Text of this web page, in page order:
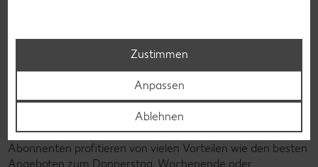
Newsletter-Anmeldung
Abonnenten profitieren von vielen Vorteilen wie den besten
Angeboten zum Donnerstag, Wochenende oder
Zustimmen
Anpassen
Ablehnen